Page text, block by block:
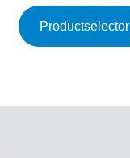
Vorstranden
Productselector